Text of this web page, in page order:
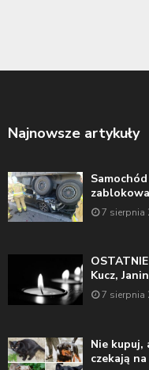
Najnowsze artykuły
7 sierpnia
Kucz,
7 sierpnia
Nie
czekają